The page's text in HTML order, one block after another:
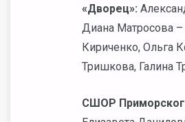
«Дворец»:
Диана Матросова –
Кириченко, Ольга
Тришкова, Галина
СШОР